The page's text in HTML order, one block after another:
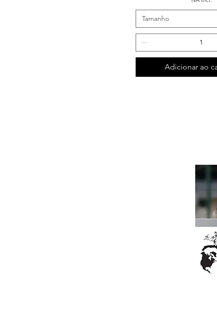
Tamanho
Adicionar ao